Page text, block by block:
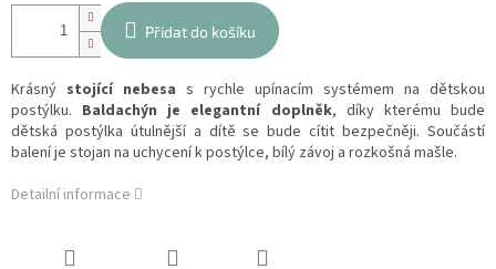
Přidat do košíku
Krásný stojící nebesa s rychle upínacím systémem na dětskou
postýlku. Baldachýn je elegantní doplněk, díky kterému bude
dětská postýlka útulnější a dítě se bude cítit bezpečněji. Součástí
balení je stojan na uchycení k postýlce, bílý závoj a rozkošná mašle.
Detailní informace